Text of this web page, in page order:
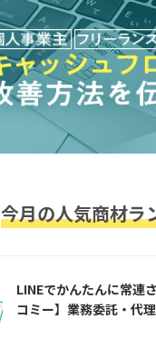
今月の人気商材ラ
LINEでかんたんに常連
コミー】業務委託・代